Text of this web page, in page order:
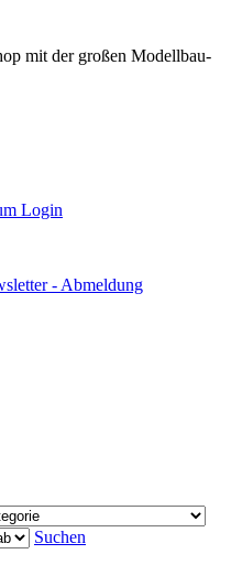
mit der großen Modellbau-
Login
- Abmeldung
Suchen